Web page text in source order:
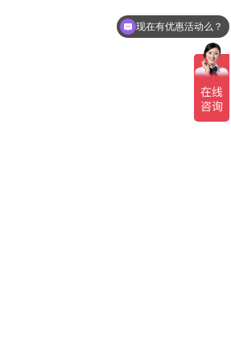
招贤纳士
可以介绍下你们的产品么？